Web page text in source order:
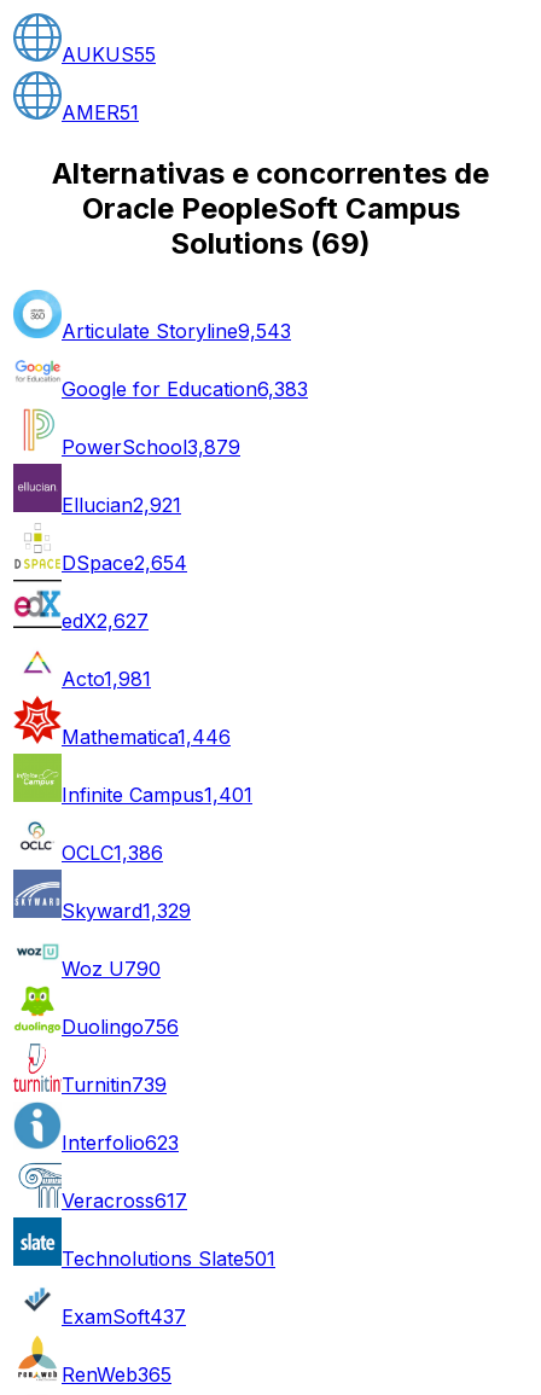
AUKUS55
AMER51
Alternativas e concorrentes de
Oracle PeopleSoft Campus
Solutions (69)
Articulate Storyline9,543
Google for Education6,383
PowerSchool3,879
Ellucian2,921
DSpace2,654
edX2,627
Acto1,981
Mathematica1,446
Infinite Campus1,401
OCLC1,386
Skyward1,329
Woz U790
Duolingo756
Turnitin739
Interfolio623
Veracross617
Technolutions Slate501
ExamSoft437
RenWeb365